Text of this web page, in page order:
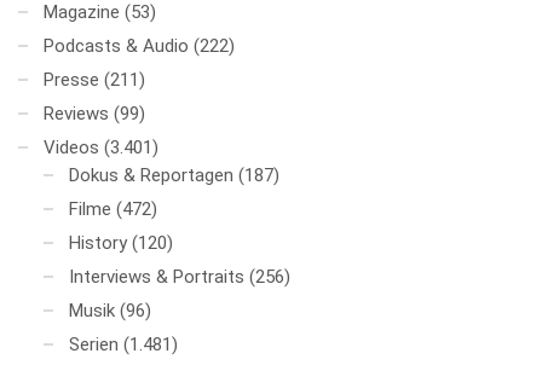
Magazine (53)
Podcasts & Audio (222)
Presse (211)
Reviews (99)
Videos (3.401)
Dokus & Reportagen (187)
Filme (472)
History (120)
Interviews & Portraits (256)
Musik (96)
Serien (1.481)